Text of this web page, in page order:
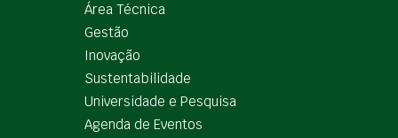
Área Técnica
Gestão
Inovação
Sustentabilidade
Universidade e Pesquisa
Agenda de Eventos